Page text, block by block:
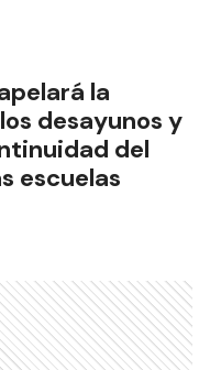
la
desayunos y
del
escuelas